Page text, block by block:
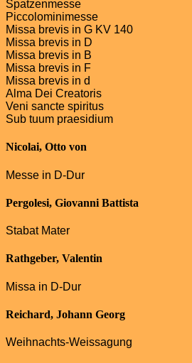
Spatzenmesse
Piccolominimesse
Missa brevis in G KV 140
Missa brevis in D
Missa brevis in B
Missa brevis in F
Missa brevis in d
Alma Dei Creatoris
Veni sancte spiritus
Sub tuum praesidium
Nicolai, Otto von
Messe in D-Dur
Pergolesi, Giovanni Battista
Stabat Mater
Rathgeber, Valentin
Missa in D-Dur
Reichard, Johann Georg
Weihnachts-Weissagung